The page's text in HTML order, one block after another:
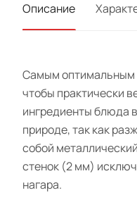
Описание
Самым оптимальным
чтобы практически
ингредиенты блюда
природе, так как
собой
стенок (2 мм)
нагара.